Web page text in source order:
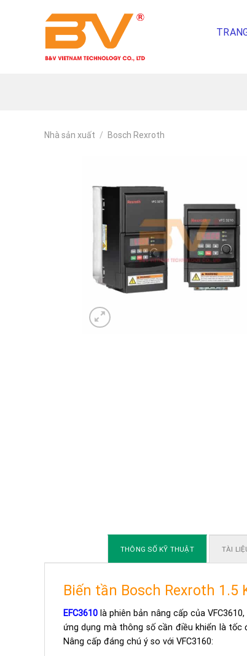
Nhà sản xuất / Bosch Rexroth
THÔNG SỐ KỸ THUẬT TÀI
Biến tần Bosch Rexroth 1.5
EFC3610 là phiên bản nâng cấp của
ứng dụng mà thông số cần điều khiển là tốc
Nâng cấp đáng chú ý so với VFC3160: